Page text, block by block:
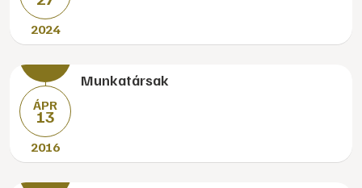
2024
ÁPR
13
2016
Munkatársak